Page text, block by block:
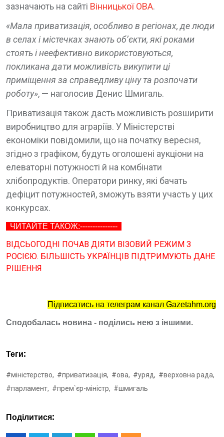
зазначають на сайті Вінницької ОВА.
«Мала приватизація, особливо в регіонах, де люди
в селах і містечках знають об’єкти, які роками
стоять і неефективно використовуються,
покликана дати можливість викупити ці
приміщення за справедливу ціну та розпочати
роботу», — наголосив Денис Шмигаль.
Приватизація також дасть можливість розширити
виробництво для аграріїв. У Міністерстві
економіки повідомили, що на початку вересня,
згідно з графіком, будуть оголошені аукціони на
елеваторні потужності й на комбінати
хлібопродуктів. Оператори ринку, які бачать
дефіцит потужностей, зможуть взяти участь у цих
конкурсах.
ЧИТАЙТЕ ТАКОЖ:---------------
ВІДСЬОГОДНІ ПОЧАВ ДІЯТИ ВІЗОВИЙ РЕЖИМ З
РОСІЄЮ. БІЛЬШІСТЬ УКРАЇНЦІВ ПІДТРИМУЮТЬ ДАНЕ
РІШЕННЯ
Підписатись на телеграм канал Gazetahm.org
Сподобалась новина - поділись нею з іншими.
Теги:
#міністерство, #приватизація, #ова, #уряд, #верховна рада,
#парламент, #прем`єр-міністр, #шмигаль
Поділитися: